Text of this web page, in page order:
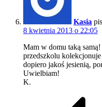
Kasia
8 kwietnia 2013 o 22:05
Mam w domu taką
przedszkolu kolekcjonuje
dopiero jakoś jesienią,
Uwielbiam!
K.